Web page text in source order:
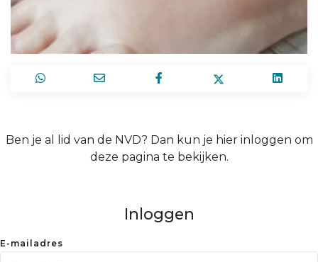
Ben je al lid van de NVD? Dan kun je hier inloggen om
deze pagina te bekijken.
Inloggen
E-mailadres